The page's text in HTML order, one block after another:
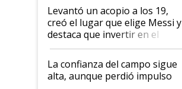
Levantó un acopio a los 19,
creó el lugar que elige Messi y
destaca que invertir en el
kirchnerismo era como "darle
plata a un hijo para droga":
Juan Félix Rossetti, el libertario
que de una dura crisis salió
La confianza del campo sigue
alta, aunque perdió impulso